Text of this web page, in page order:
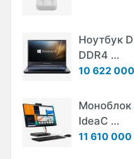
Ноутбук
DDR4 ...
10 622
Моноблок
IdeaC ...
11 610 000